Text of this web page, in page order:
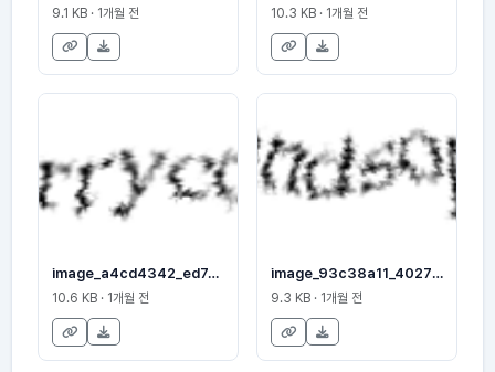
9.1 KB · 1개월 전 10.3 KB · 1개월 전
image_a4cd4342_ed7a190610
10.6 KB · 1개월 전
image_93c38a11_40277aca4d
9.3 KB · 1개월 전